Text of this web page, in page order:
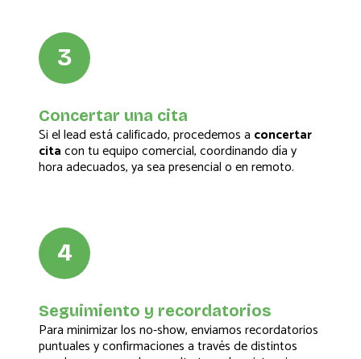
3
Concertar una cita
Si el lead está calificado, procedemos a concertar
citacon tu equipo comercial, coordinando día y
hora adecuados, ya sea presencial o en remoto.
4
Seguimiento y recordatorios
Para minimizar los no-show, enviamos recordatorios
puntuales y confirmaciones a través de distintos